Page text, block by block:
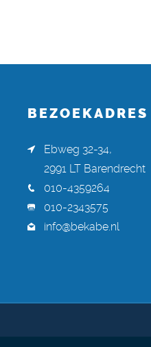
BEZOEKADRES
Ebweg 32-34,
2991 LT Barendrecht
010-4359264
010-2343575
info@bekabe.nl